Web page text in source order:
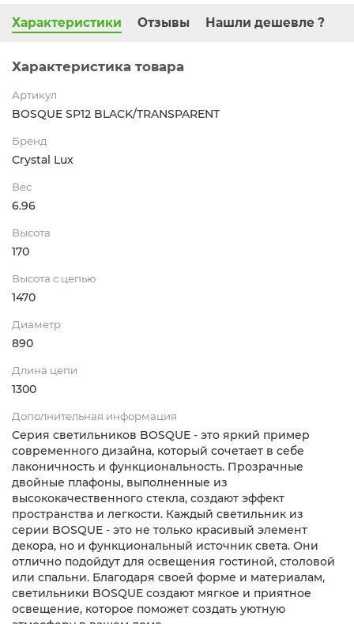
Характеристики Отзывы Нашли дешевле ?
Характеристика товара
Артикул
BOSQUE SP12 BLACK/TRANSPARENT
Бренд
Crystal Lux
Вес
6.96
Высота
170
Высота с цепью
1470
Диаметр
890
Длина цепи
1300
Дополнительная информация
Серия светильников BOSQUE - это яркий пример
современного дизайна, который сочетает в себе
лаконичность и функциональность. Прозрачные
двойные плафоны, выполненные из
высококачественного стекла, создают эффект
пространства и легкости. Каждый светильник из
серии BOSQUE - это не только красивый элемент
декора, но и функциональный источник света. Они
отлично подойдут для освещения гостиной, столовой
или спальни. Благодаря своей форме и материалам,
светильники BOSQUE создают мягкое и приятное
освещение, которое поможет создать уютную